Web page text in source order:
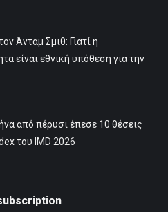
Άνταμ Σμιθ: Γιατί η
είναι εθνική υπόθεση για την
από πέρυσι έπεσε 10 θέσεις
του IMD 2026